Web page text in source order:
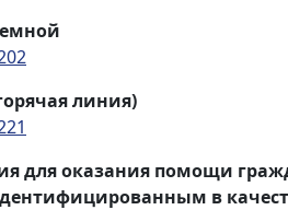
линия)
для оказания помощи
в